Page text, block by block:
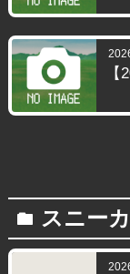
folder スニー